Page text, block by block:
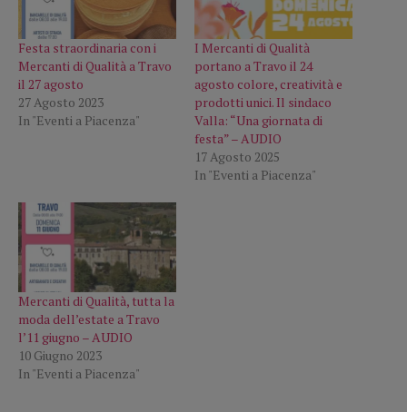
Festa straordinaria con i
Mercanti di Qualità a Travo
il 27 agosto
27 Agosto 2023
In "Eventi a Piacenza"
I Mercanti di Qualità
portano a Travo il 24
agosto colore, creatività e
prodotti unici. Il sindaco
Valla: “Una giornata di
festa” – AUDIO
17 Agosto 2025
In "Eventi a Piacenza"
Mercanti di Qualità, tutta la
moda dell’estate a Travo
l’11 giugno – AUDIO
10 Giugno 2023
In "Eventi a Piacenza"